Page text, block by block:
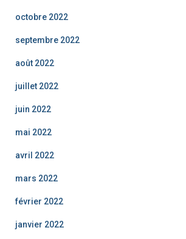
octobre 2022
septembre 2022
août 2022
juillet 2022
juin 2022
mai 2022
avril 2022
mars 2022
février 2022
janvier 2022